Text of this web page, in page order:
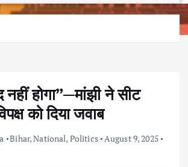
नहीं होगा”—मांझी ने सीट
को दिया जवाब
Bihar,National, Politics August 9, 2025